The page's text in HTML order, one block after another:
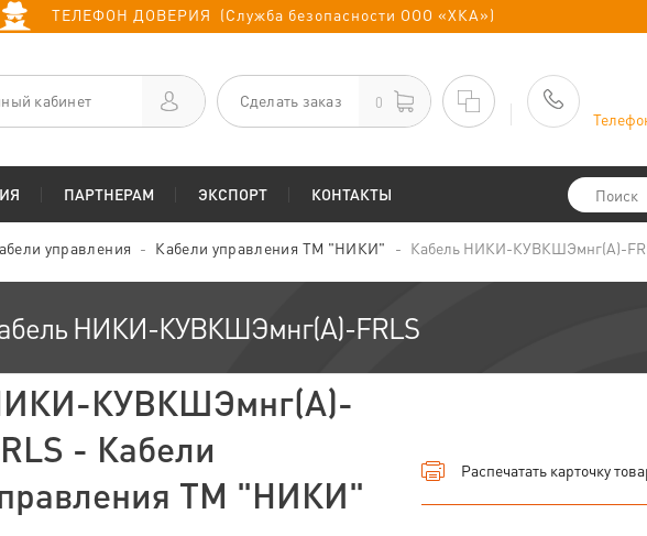
ТЕЛЕФОН ДОВЕРИЯ (Служба безопасности ООО «ХКА»)
кабинет Сделать заказ 0
ПАРТНЕРАМ ЭКСПОРТ КОНТАКТЫ
управления Кабели управления ТМ "НИКИ" Кабель НИКИ-КУВКШЭмнг(А)-
НИКИ-КУВКШЭмнг(А)-FRLS
КУВКШЭмнг(А)-
- Кабели
ТМ "НИКИ"
Распечатать карточку